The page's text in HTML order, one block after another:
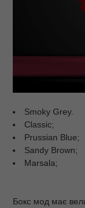
Smoky Grey.
Classic;
Prussian Blue;
Sandy Brown;
Marsala;
Бокс мод має